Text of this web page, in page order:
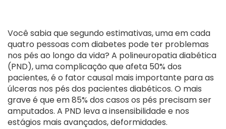
Você sabia que segundo estimativas, uma em cada
quatro pessoas com diabetes pode ter problemas
nos pés ao longo da vida? A polineuropatia diabética
(PND), uma complicação que afeta 50% dos
pacientes, é o fator causal mais importante para as
úlceras nos pés dos pacientes diabéticos. O mais
grave é que em 85% dos casos os pés precisam ser
amputados. A PND leva a insensibilidade e nos
estágios mais avançados, deformidades.